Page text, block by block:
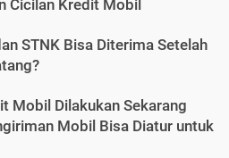
Cicilan Kredit Mobil
STNK Bisa Diterima Setelah
Mobil Dilakukan Sekarang
Mobil Bisa Diatur untuk